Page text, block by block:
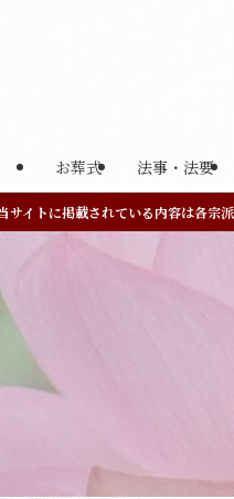
お葬式 法事・法要
サイトに掲載されている内容は各宗